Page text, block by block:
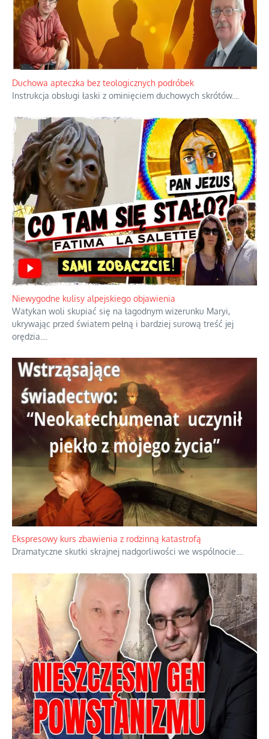
Niezwykły scenariusz bez państwowej dotacji
Reżyser Jerzy Zalewski przedstawia kulisy powstawania swoich
dokumentów, wyzwania związane z ich finansowaniem oraz
nieznane fakty dotyczące biografii...
Duchowa apteczka bez teologicznych podróbek
Instrukcja obsługi łaski z ominięciem duchowych skrótów.
Niewygodne kulisy alpejskiego objawienia
Watykan woli skupiać się na łagodnym wizerunku Maryi,
ukrywając przed światem pełną i bardziej surową treść jej
orędzia....